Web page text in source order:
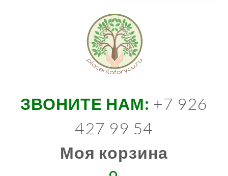
ЗВОНИТЕ НАМ: +7 926
427 99 54
Моя корзина